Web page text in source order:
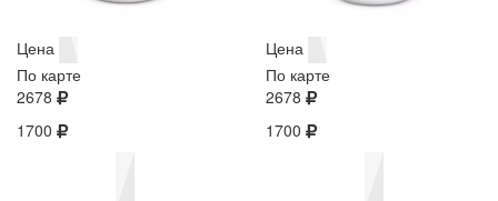
Цена
По карте
2678
1700
Цена
По карте
2678
1700